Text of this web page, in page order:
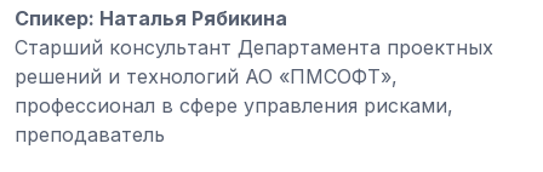
Спикер: Наталья Рябикина
Старший консультант Департамента проектных
решений и технологий АО «ПМСОФТ»,
профессионал в сфере управления рисками,
преподаватель